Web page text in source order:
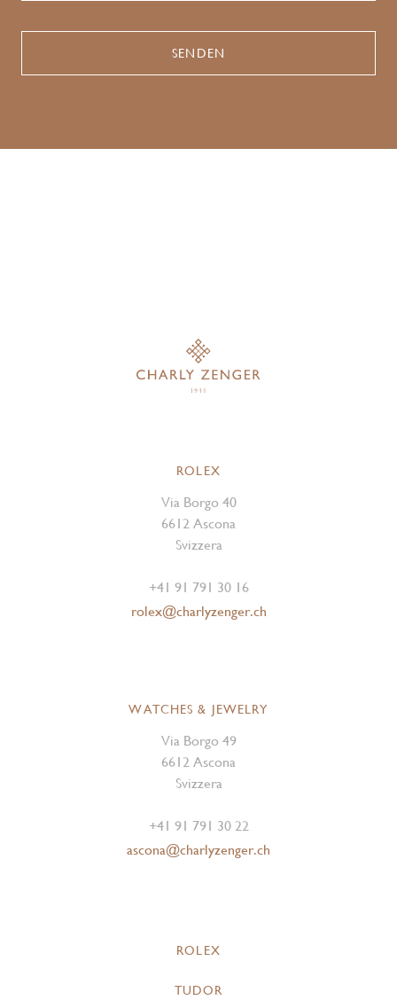
ROLEX
Via Borgo 40
6612 Ascona
Svizzera
+41 91 791 30 16
rolex@charlyzenger.ch
WATCHES & JEWELRY
Via Borgo 49
6612 Ascona
Svizzera
+41 91 791 30 22
ascona@charlyzenger.ch
ROLEX
TUDOR